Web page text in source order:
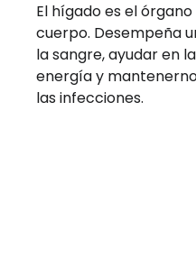
El hígado es el
cuerpo. Desempeña
la sangre, ayudar en
energía y
las infecciones.